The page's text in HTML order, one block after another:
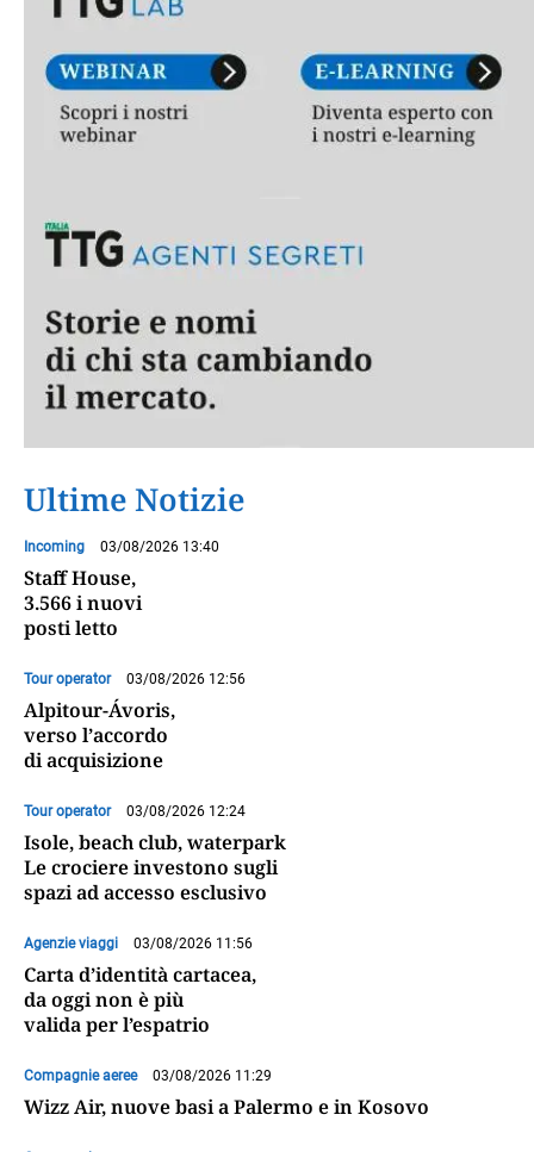
Ultime Notizie
Incoming 03/08/2026 13:40
Staff House,
3.566 i nuovi
posti letto
Tour operator 03/08/2026 12:56
Alpitour-Ávoris,
verso l’accordo
di acquisizione
Tour operator 03/08/2026 12:24
Isole, beach club, waterpark
Le crociere investono sugli
spazi ad accesso esclusivo
Agenzie viaggi 03/08/2026 11:56
Carta d’identità cartacea,
da oggi non è più
valida per l’espatrio
Compagnie aeree 03/08/2026 11:29
Wizz Air, nuove basi a Palermo e in Kosovo